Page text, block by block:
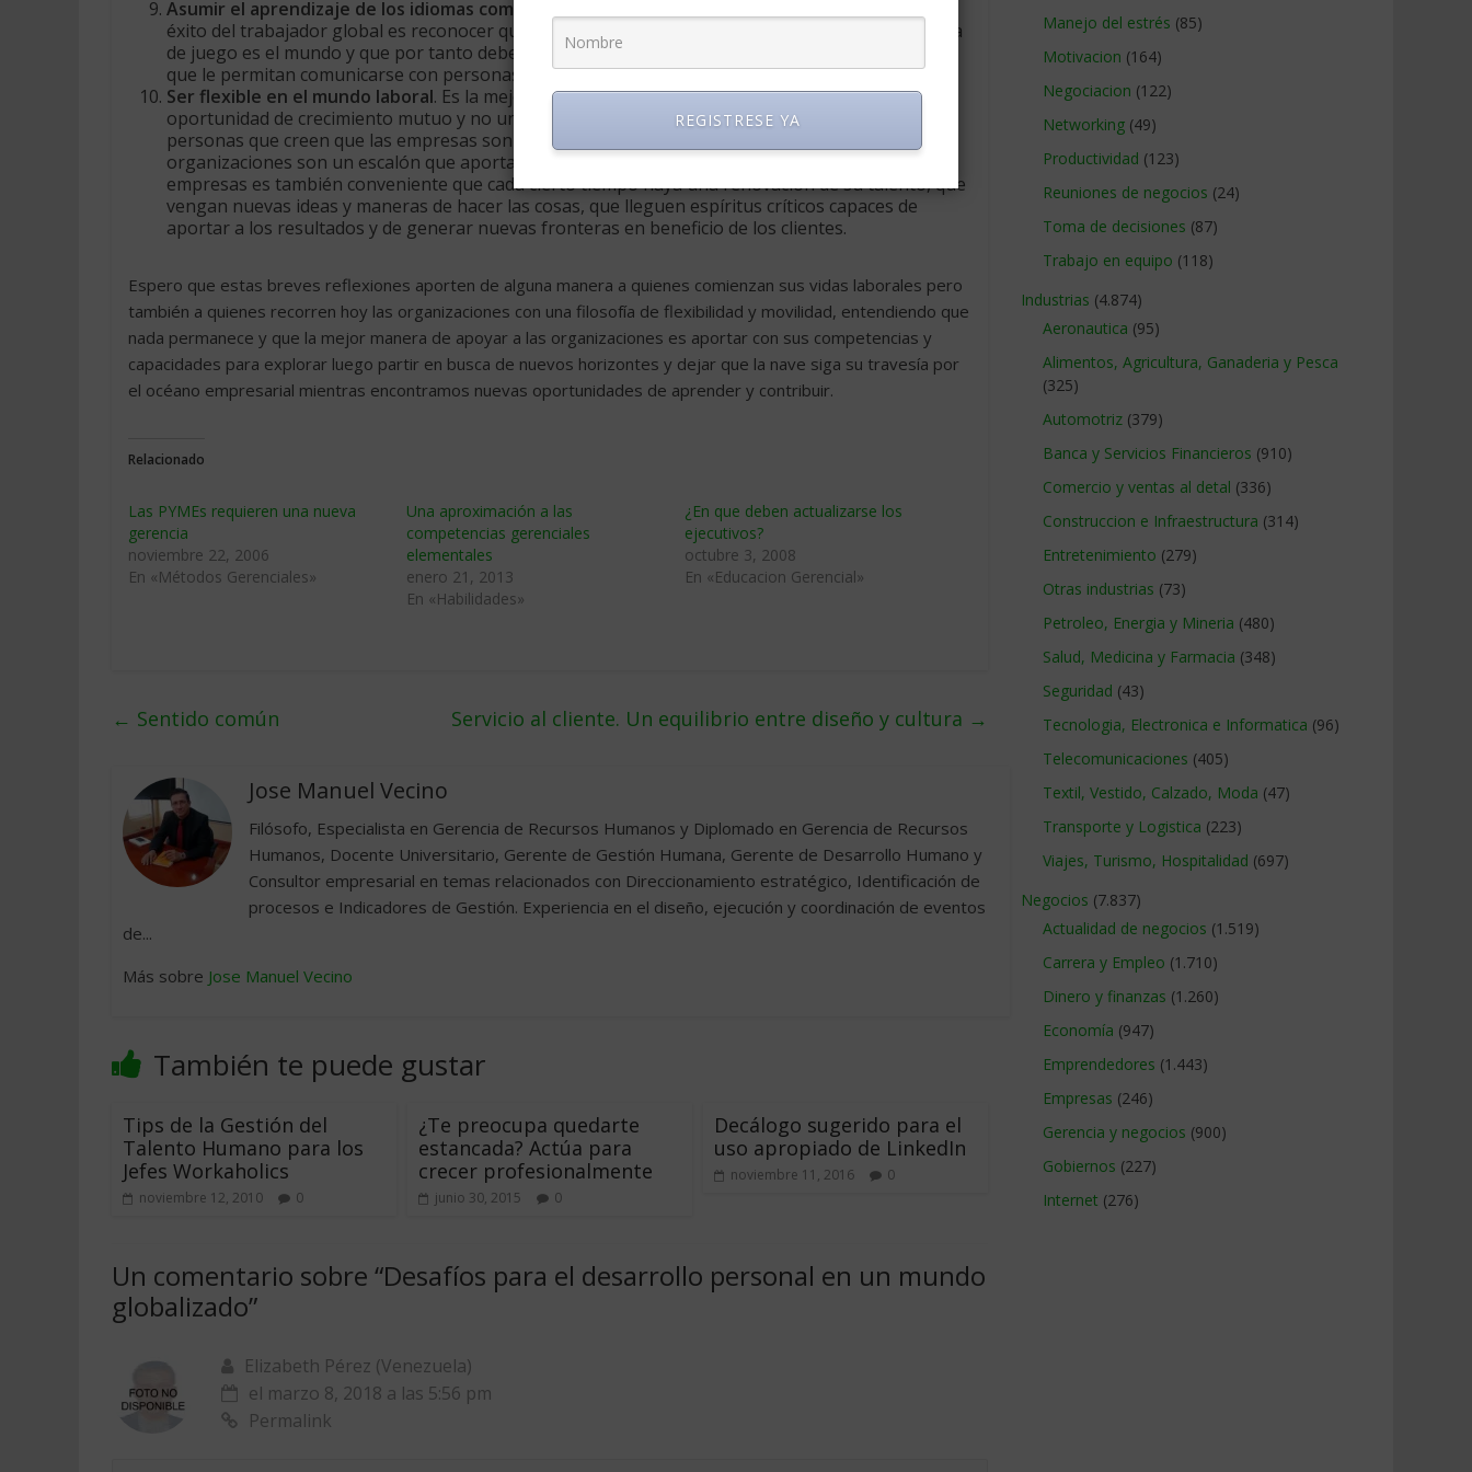
Asumir el aprendizaje de los idiomas como una exigencia de su tarea
éxito del trabajador global es reconocer que no puede haber barreras idiomáticas, que su cancha
de juego es el mundo y que por tanto debe conocer o por lo menos tener los principios básicos
que le permitan comunicarse con personas de otras latitudes.
Ser flexible en el mundo laboral. Es la mejor manera de reconocer que cada empresa es una
oportunidad de crecimiento mutuo y no un ancla que frena el desarrollo personal. Son pocas las
personas que creen que las empresas son para pensionarse, por el contrario, hoy en día las
organizaciones son un escalón que aporta al desarrollo profesional. Por su parte, para las
empresas es también conveniente que cada cierto tiempo haya una renovación de su talento, que
vengan nuevas ideas y maneras de hacer las cosas, que lleguen espíritus críticos capaces de
aportar a los resultados y de generar nuevas fronteras en beneficio de los clientes.
Espero que estas breves reflexiones aporten de alguna manera a quienes comienzan sus vidas laborales pero
también a quienes recorren hoy las organizaciones con una filosofía de flexibilidad y movilidad, entendiendo que
nada permanece y que la mejor manera de apoyar a las organizaciones es aportar con sus competencias y
capacidades para explorar luego partir en busca de nuevos horizontes y dejar que la nave siga su travesía por
el océano empresarial mientras encontramos nuevas oportunidades de aprender y contribuir.
Relacionado
Las PYMEs requieren una nueva
gerencia
noviembre 22, 2006
En «Métodos Gerenciales»
Una aproximación a las
competencias gerenciales
elementales
enero 21, 2013
En «Habilidades»
¿En que deben actualizarse los
ejecutivos?
octubre 3, 2008
En «Educacion Gerencial»
← Sentido común Servicio al cliente. Un equilibrio entre diseño y cultura →
Jose Manuel Vecino
Filósofo, Especialista en Gerencia de Recursos Humanos y Diplomado en Gerencia de Recursos
Humanos, Docente Universitario, Gerente de Gestión Humana, Gerente de Desarrollo Humano y
Consultor empresarial en temas relacionados con Direccionamiento estratégico, Identificación de
procesos e Indicadores de Gestión. Experiencia en el diseño, ejecución y coordinación de eventos
de...
Más sobre Jose Manuel Vecino
También te puede gustar
Tips de la Gestión del
Talento Humano para los
Jefes Workaholics
noviembre 12, 2010 0
¿Te preocupa quedarte
estancada? Actúa para
crecer profesionalmente
junio 30, 2015 0
Decálogo sugerido para el
uso apropiado de LinkedIn
noviembre 11, 2016 0
Un comentario sobre “Desafíos para el desarrollo personal en un mundo
globalizado”
Elizabeth Pérez (Venezuela)
el marzo 8, 2018 a las 5:56 pm
Permalink
Manejo del estrés (85)
Motivacion (164)
Negociacion (122)
Networking (49)
Productividad (123)
Reuniones de negocios (24)
Toma de decisiones (87)
Trabajo en equipo (118)
Industrias (4.874)
Aeronautica (95)
Alimentos, Agricultura, Ganaderia y Pesca
(325)
Automotriz (379)
Banca y Servicios Financieros (910)
Comercio y ventas al detal (336)
Construccion e Infraestructura (314)
Entretenimiento (279)
Otras industrias (73)
Petroleo, Energia y Mineria (480)
Salud, Medicina y Farmacia (348)
Seguridad (43)
Tecnologia, Electronica e Informatica (96)
Telecomunicaciones (405)
Textil, Vestido, Calzado, Moda (47)
Transporte y Logistica (223)
Viajes, Turismo, Hospitalidad (697)
Negocios (7.837)
Actualidad de negocios (1.519)
Carrera y Empleo (1.710)
Dinero y finanzas (1.260)
Economía (947)
Emprendedores (1.443)
Empresas (246)
Gerencia y negocios (900)
Gobiernos (227)
Internet (276)
REGISTRESE YA